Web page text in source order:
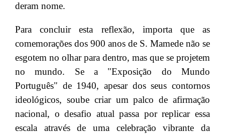
deram nome.
Para concluir esta reflexão, importa que as
comemorações dos 900 anos de S. Mamede não se
esgotem no olhar para dentro, mas que se projetem
no mundo. Se a "Exposição do Mundo
Português" de 1940, apesar dos seus contornos
ideológicos, soube criar um palco de afirmação
nacional, o desafio atual passa por replicar essa
escala através de uma celebração vibrante da